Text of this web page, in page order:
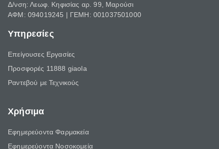
Δ/νση: Λεωφ. Κηφισίας αρ. 99, Μαρούσι
ΑΦΜ: 094019245 | ΓΕΜΗ: 001037501000
Υπηρεσίες
Επείγουσες Εργασίες
Προσφορές 11888 giaola
Ραντεβού με Τεχνικούς
Χρήσιμα
Εφημερεύοντα Φαρμακεία
Εφημερεύοντα Νοσοκομεία